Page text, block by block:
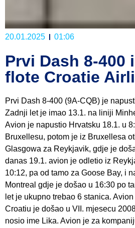
20.01.2025 01:06
Prvi Dash 8-400
flote Croatie
Prvi Dash 8-400 (9A-CQB) je
Zadnji let je imao 13.1. na liniji
Avion je napustio Hrvatsku 18.1. u
Bruxellesu, potom je iz Bruxellesa
Glasgowa za Reykjavik, gdje je
danas 19.1. avion je odletio iz
10:12, pa od tamo za Goose Bay, i
Montreal gdje je došao u 16:30 po
let je ukupno trebao 6 stanica.
Croatiu je došao u VII. mjesecu
nosio ime Lika. Avion je za